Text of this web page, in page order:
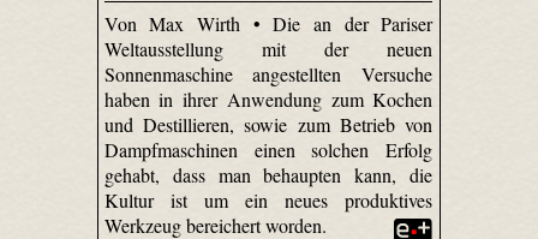
Von Max Wirth • Die an der Pariser
Weltausstellung mit der neuen
Sonnenmaschine angestellten Versuche
haben in ihrer Anwendung zum Kochen
und Destillieren, sowie zum Betrieb von
Dampfmaschinen einen solchen Erfolg
gehabt, dass man behaupten kann, die
Kultur ist um ein neues produktives
Werkzeug bereichert worden.